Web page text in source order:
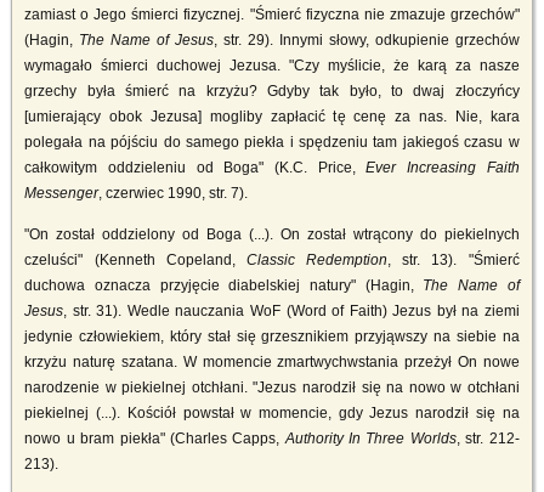
zamiast o Jego śmierci fizycznej. "Śmierć fizyczna nie zmazuje grzechów"
(Hagin, The Name of Jesus, str. 29). Innymi słowy, odkupienie grzechów
wymagało śmierci duchowej Jezusa. "Czy myślicie, że karą za nasze
grzechy była śmierć na krzyżu? Gdyby tak było, to dwaj złoczyńcy
[umierający obok Jezusa] mogliby zapłacić tę cenę za nas. Nie, kara
polegała na pójściu do samego piekła i spędzeniu tam jakiegoś czasu w
całkowitym oddzieleniu od Boga" (K.C. Price,Ever Increasing Faith
Messenger, czerwiec 1990, str. 7).
"On został oddzielony od Boga (...). On został wtrącony do piekielnych
czeluści" (Kenneth Copeland, Classic Redemption, str. 13). "Śmierć
duchowa oznacza przyjęcie diabelskiej natury" (Hagin, The Name of
Jesus, str. 31). Wedle nauczania WoF (Word of Faith) Jezus był na ziemi
jedynie człowiekiem, który stał się grzesznikiem przyjąwszy na siebie na
krzyżu naturę szatana. W momencie zmartwychwstania przeżył On nowe
narodzenie w piekielnej otchłani. "Jezus narodził się na nowo w otchłani
piekielnej (...). Kościół powstał w momencie, gdy Jezus narodził się na
nowo u bram piekła" (Charles Capps,Authority In Three Worlds, str. 212-
213).